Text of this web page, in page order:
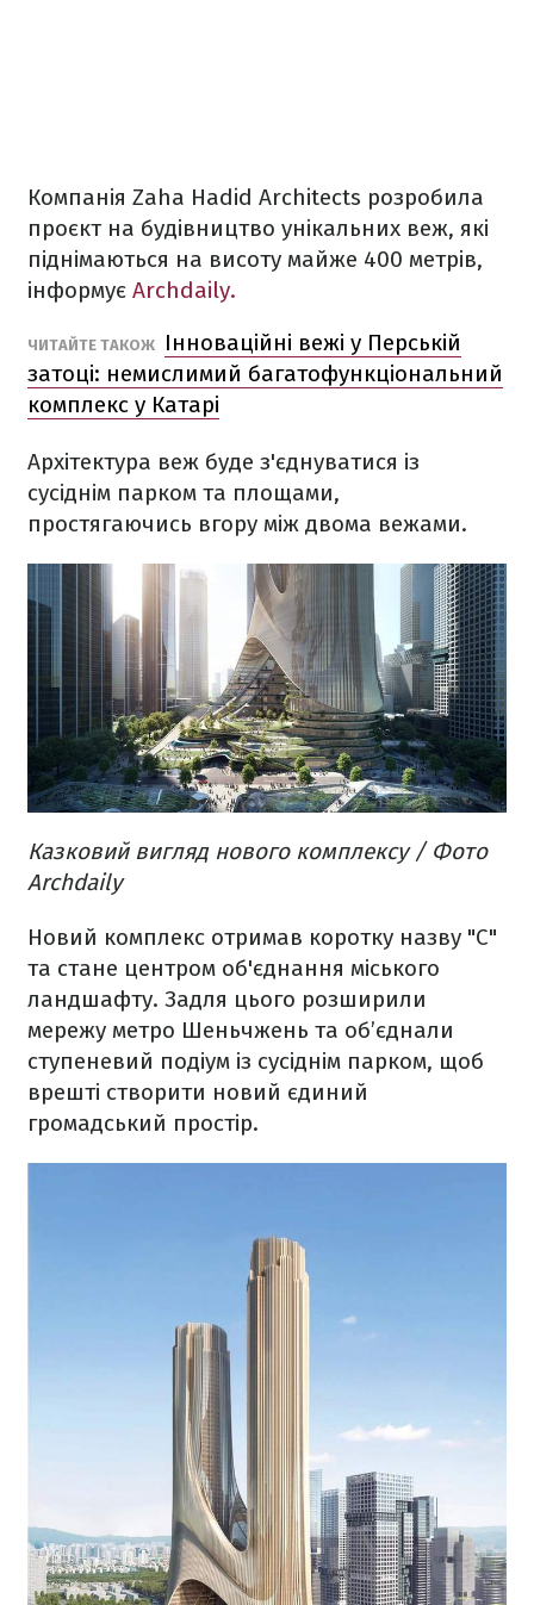
Компанія Zaha Hadid Architects розробила
проєкт на будівництво унікальних веж, які
піднімаються на висоту майже 400 метрів,
інформує Archdaily.
ЧИТАЙТЕ ТАКОЖ
Інноваційні вежі у Перській
затоці: немислимий багатофункціональний
комплекс у Катарі
Архітектура веж буде з'єднуватися із
сусіднім парком та площами,
простягаючись вгору між двома вежами.
Казковий вигляд нового комплексу / Фото
Archdaily
Новий комплекс отримав коротку назву "C"
та стане центром об'єднання міського
ландшафту. Задля цього розширили
мережу метро Шеньчжень та об’єднали
ступеневий подіум із сусіднім парком, щоб
врешті створити новий єдиний
громадський простір.